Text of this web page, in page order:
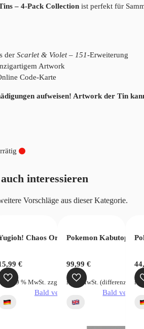
– 4-Pack Collection ist perfekt für
der Scarlet & Violet – 151-Erweiterung
Artwork
Code-Karte
aufweisen! Artwork der Tin
interessieren
Vorschläge aus dieser Kategorie.
EB01 (JP)Dunkelnacht Top Trainer Box
Chaos Origins 3 Booster Pack
€
19 % MwSt. zzgl. Versandkosten
Bald verfügbar
Pokemon Kabutops
99,99 €
inkl. MwSt.
Bald